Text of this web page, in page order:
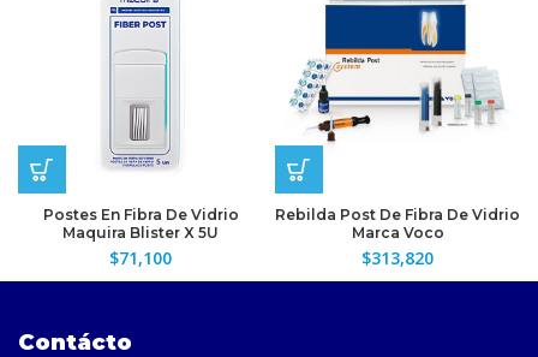
Postes En Fibra De Vidrio
Maquira Blister X 5U
$71,100
Rebilda Post De Fibra De Vidrio
Marca Voco
$313,820
Contácto